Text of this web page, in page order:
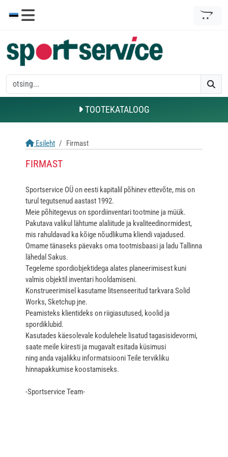
TOOTEKATALOOG
Esileht Firmast
FIRMAST
Sportservice OÜ on eesti kapitalil põhinev ettevõte, mis on
turul tegutsenud aastast 1992.
Meie põhitegevus on spordiinventari tootmine ja müük.
Pakutava valikul lähtume alaliitude ja kvaliteedinormidest,
mis rahuldavad ka kõige nõudlikuma kliendi vajadused.
Omame tänaseks päevaks oma tootmisbaasi ja ladu Tallinna
lähedal Sakus.
Tegeleme spordiobjektidega alates planeerimisest kuni
valmis objektil inventari hooldamiseni.
Konstrueerimisel kasutame litsenseeritud tarkvara Solid
Works, Sketchup jne.
Peamisteks klientideks on riigiasutused, koolid ja
spordiklubid.
Kasutades käesolevale kodulehele lisatud tagasisidevormi,
saate meile kiiresti ja mugavalt esitada küsimusi
ning anda vajalikku informatsiooni Teile tervikliku
hinnapakkumise koostamiseks.
-Sportservice Team-